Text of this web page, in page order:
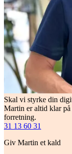
Skal vi styrke din
Martin er altid klar på
forretning.
31 13 60 31
Giv Martin et kald